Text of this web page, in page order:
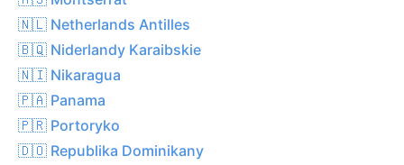
🇳🇱 Netherlands Antilles
🇧🇶 Niderlandy Karaibskie
🇳🇮 Nikaragua
🇵🇦 Panama
🇵🇷 Portoryko
🇩🇴 Republika Dominikany